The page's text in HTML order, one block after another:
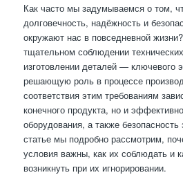
Как часто мы задумываемся о том,
долговечность, надёжность и
окружают нас в повседневной
тщательном соблюдении
изготовлении деталей — ключевого
решающую роль в процессе
соответствия этим требованиям
конечного продукта, но и
оборудования, а также
статье мы подробно рассмотрим,
условия важны, как их соблюдать и
возникнуть при их игнорировании.